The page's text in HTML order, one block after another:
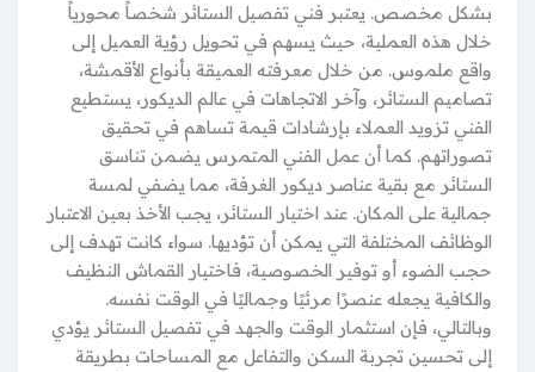
بشكل مخصص. يعتبر فني تفصيل الستائر شخصاً محورياً
خلال هذه العملية، حيث يسهم في تحويل رؤية العميل إلى
واقع ملموس. من خلال معرفته العميقة بأنواع الأقمشة،
تصاميم الستائر، وآخر الاتجاهات في عالم الديكور، يستطيع
الفني تزويد العملاء بإرشادات قيمة تساهم في تحقيق
تصوراتهم. كما أن عمل الفني المتمرس يضمن تناسق
الستائر مع بقية عناصر ديكور الغرفة، مما يضفي لمسة
جمالية على المكان. عند اختيار الستائر، يجب الأخذ بعين الاعتبار
الوظائف المختلفة التي يمكن أن تؤديها. سواء كانت تهدف إلى
حجب الضوء أو توفير الخصوصية، فاختيار القماش النظيف
والكافية يجعله عنصرًا مرئيًا وجماليًا في الوقت نفسه.
وبالتالي، فإن استثمار الوقت والجهد في تفصيل الستائر يؤدي
إلى تحسين تجربة السكن والتفاعل مع المساحات بطريقة